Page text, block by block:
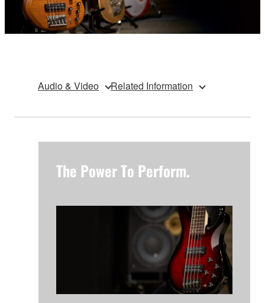
Audio & Video Related Information
The Power To Perform.